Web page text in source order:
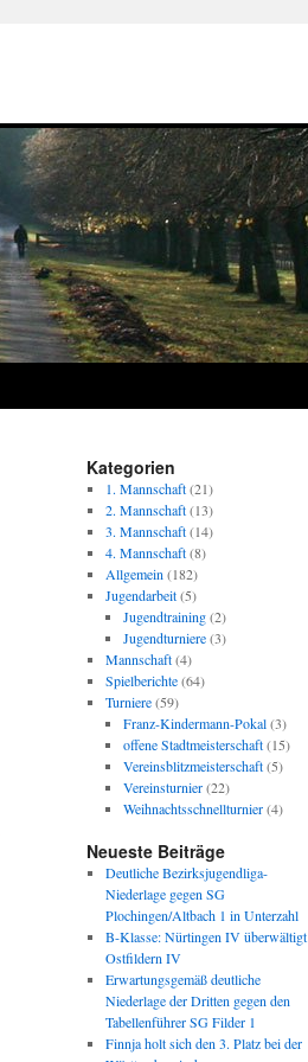
Kategorien
1. Mannschaft(21)
2. Mannschaft(13)
3. Mannschaft(14)
4. Mannschaft(8)
Allgemein (182)
Jugendarbeit(5)
Jugendtraining(2)
Jugendturniere(3)
Mannschaft(4)
Spielberichte(64)
Turniere(59)
Franz-Kindermann-Pokal(3)
offene Stadtmeisterschaft(15)
Vereinsblitzmeisterschaft(5)
Vereinsturnier(22)
Weihnachtsschnellturnier(4)
Neueste Beiträge
Deutliche Bezirksjugendliga-
Niederlage gegen SG
Plochingen/Altbach 1 in Unterzahl
B-Klasse: Nürtingen IV überwältigt
Ostfildern IV
Erwartungsgemäß deutliche
Niederlage der Dritten gegen den
Tabellenführer SG Filder 1
Finnja holt sich den 3. Platz bei der